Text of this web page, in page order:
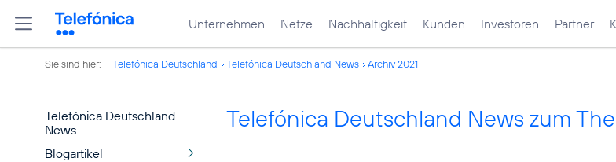
Unternehmen Netze Nachhaltigkeit Kunden Investoren Partner
Sie sind hier: Telefónica Deutschland Telefónica Deutschland News Archiv 2021
Telefónica Deutschland
News
Blogartikel
Telefónica Deutschland News zum